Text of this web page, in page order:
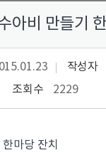
아비 만들기
작성자
조회수
2229
마당 잔치